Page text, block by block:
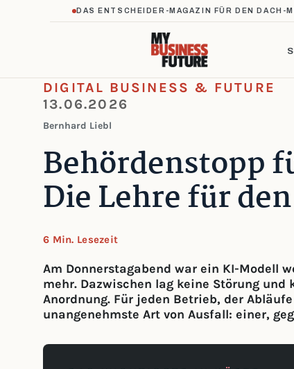
DIGITAL BUSINESS & FUTURE
13.06.2026
Bernhard Liebl
Behördenstopp
Die Lehre für
6 Min. Lesezeit
Am Donnerstagabend war ein KI-Modell
mehr. Dazwischen lag keine Störung
Anordnung. Für jeden Betrieb, der
unangenehmste Art von Ausfall: einer,
DAS ENTSCHEIDER-MAGAZIN FÜR DEN DACH-